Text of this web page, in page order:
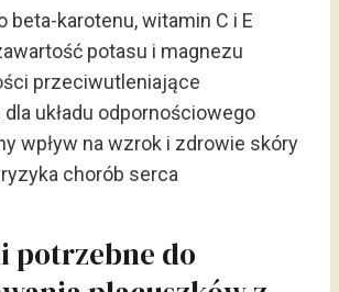
beta-karotenu, witamin C i E
potasu i magnezu
przeciwutleniające
układu odpornościowego
wpływ na wzrok i zdrowie skóry
chorób serca
potrzebne do